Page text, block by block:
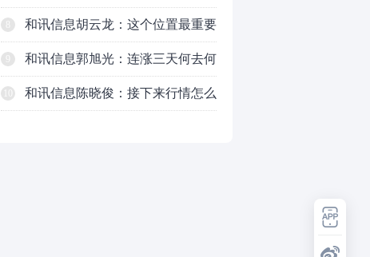
反弹结束了吗？
和讯信息胡云龙：这个位置最重要
的是什么？
和讯信息郭旭光：连涨三天何去何
从？主力思维轻松应对
和讯信息陈晓俊：接下来行情怎么